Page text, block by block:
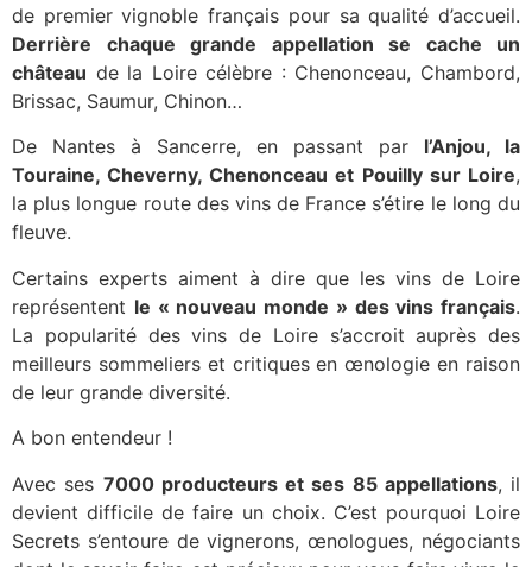
de premier vignoble français pour sa qualité d’accueil.
Derrière chaque grande appellation se cache un
château de la Loire célèbre : Chenonceau, Chambord,
Brissac, Saumur, Chinon…
De Nantes à Sancerre, en passant par l’Anjou, la
Touraine, Cheverny, Chenonceau et Pouilly sur Loire,
la plus longue route des vins de France s’étire le long du
fleuve.
Certains experts aiment à dire que les vins de Loire
représentent le « nouveau monde » des vins français.
La popularité des vins de Loire s’accroit auprès des
meilleurs sommeliers et critiques en œnologie en raison
de leur grande diversité.
A bon entendeur !
Avec ses 7000 producteurs et ses 85 appellations, il
devient difficile de faire un choix. C’est pourquoi Loire
Secrets s’entoure de vignerons, œnologues, négociants